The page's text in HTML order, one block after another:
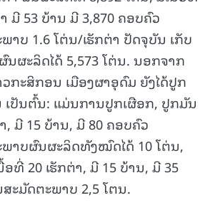
າ ມີ 53 ບ້ານ ມີ 3,870 ຄອບຄົວ
າບ 1.6 ໂຕ່ນ/ເຮັກຕ່າ ປັດຈຸບັນ ເກັບ
ນຜະລິດໄດ້ 5,573 ໂຕ່ນ. ນອກຈາກ
ກະສິກອນ ເມືອງຜາອຸດົມ ຍັງໄດ້ປູກ
ປັນຕົ້ນ: ແມ່ນການປູກເຜືອກ, ປູກມັນ
, ມີ 15 ບ້ານ, ມີ 80 ຄອບຄົວ
ພາບຜົນຜະລິດທັງໝົດໄດ້ 10 ໂຕ່ນ,
ທີ່ 20 ເຮັກຕ່າ, ມີ 15 ບ້ານ, ມີ 35
ະມັດຕະພາບ 2,5 ໂຕນ.